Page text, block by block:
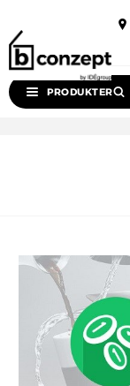
PRODUKTER